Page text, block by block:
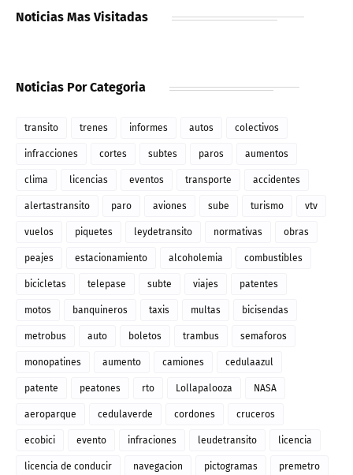
Noticias Mas Visitadas
Noticias Por Categoria
transito trenes informes autos colectivos
infracciones cortes subtes paros aumentos
clima licencias eventos transporte accidentes
alertastransito paro aviones sube turismo vtv
vuelos piquetes leydetransito normativas obras
peajes estacionamiento alcoholemia combustibles
bicicletas telepase subte viajes patentes
motos banquineros taxis multas bicisendas
metrobus auto boletos trambus semaforos
monopatines aumento camiones cedulaazul
patente peatones rto Lollapalooza NASA
aeroparque cedulaverde cordones cruceros
ecobici evento infraciones leudetransito licencia
licencia de conducir navegacion pictogramas premetro